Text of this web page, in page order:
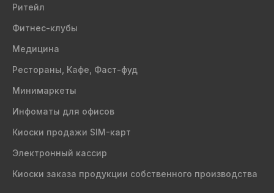
Ритейл
Фитнес-клубы
Медицина
Рестораны, Кафе, Фаст-фуд
Минимаркеты
Инфоматы для офисов
Киоски продажи SIM-карт
Электронный кассир
Киоски заказа продукции собственного производства